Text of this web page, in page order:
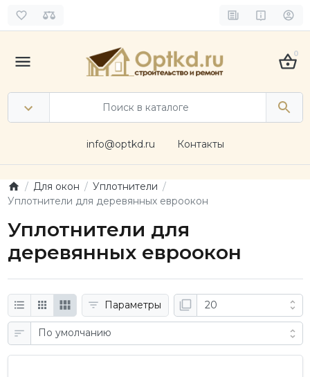
0
info@optkd.ru Контакты
Для окон
Уплотнители
Уплотнители для деревянных евроокон
Уплотнители для
деревянных евроокон
Параметры